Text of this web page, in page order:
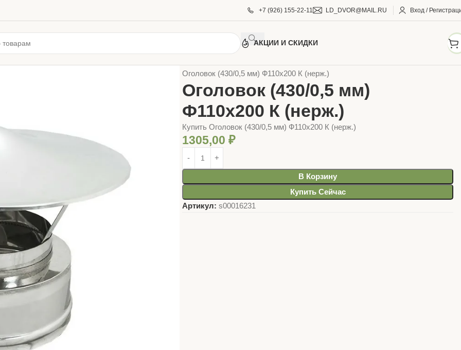
+7 (926) 155-22-11 LD_DVOR@MAIL.RU Вход /
АКЦИИ И СКИДКИ
Оголовок (430/0,5 мм) Ф110х200 К (нерж.)
Оголовок (430/0,5 мм)
Ф110х200 К (нерж.)
Купить Оголовок (430/0,5 мм) Ф110х200 К (нерж.)
1305,00₽
В Корзину
Купить Сейчас
Артикул:s00016231